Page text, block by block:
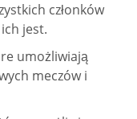
członków
jest.
umożliwiają
meczów i